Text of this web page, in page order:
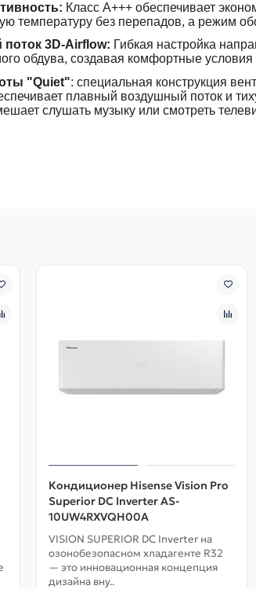
Класс A+++ обеспечивает
температуру без перепадов, а режим
3D-Airflow: Гибкая настройка
обдува, создавая комфортные условия
"Quiet": специальная конструкция
плавный воздушный поток и
слушать музыку или смотреть
Кондиционер Hisense Vision Pro
Superior DC Inverter AS-
10UW4RXVQH00A
VISION SUPERIOR DC Inverter на
озонобезопасном хладагенте R32
— это инновационная концепция
дизайна вну..